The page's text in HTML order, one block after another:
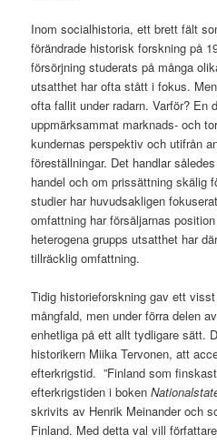
Inom socialhistoria, ett brett fält
förändrade historisk forskning på
försörjning studerats på många
utsatthet har ofta stått i fokus.
ofta fallit under radarn. Varför? En
uppmärksammat marknads- och
kundernas perspektiv och utifrån
föreställningar. Det handlar
handel och om prissättning skälig
studier har huvudsakligen
omfattning har försäljarnas
heterogena grupps utsatthet har
tillräcklig omfattning.
Tidig historieforskning gav ett
mångfald, men under förra delen
enhetliga på ett allt tydligare sätt.
historikern Miika Tervonen, att
efterkrigstid. ”Finland som
efterkrigstiden i boken
skrivits av Henrik Meinander och
Finland. Med detta val vill